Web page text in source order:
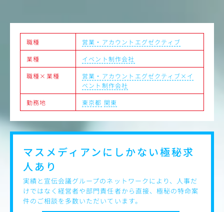
・効果検証および改善提案
【ポジションの魅力】
・観光に強みを持つJTBグループの総合広告代理店機能
・国内地域と関連する案件が多く、観光誘客プロモーショ
ンや地域活性事業に携わることができる
・自社のリソースとして、イベント・HRコンサルティング
など、広告プロモーションに捉われない解決手法を有して
いる
・担当クライアントだけに限らない、新規案件へのチャレ
ンジ機会多数
・フレキシブルな働き方（コアタイム無しのフレックス勤
【キャリアプラン】
広告事業のプロフェッショナルを目指すという一つのスペ
シャリストキャリアや、
イベント事業領域やHR領域の営業など、将来的に幅広いキ
ャリアパスが可能
（異動・出向によるキャリア形成、グループ内外において
職種
営業・アカウントエグゼクティブ
業種
イベント制作会社
職種×業種
営業・アカウントエグゼクティブ×イ
ベント制作会社
勤務地
東京都 関東
マスメディアンにしかない極秘求
人あり
実績と宣伝会議グループのネットワークにより、人事だ
けではなく経営者や部門責任者から直接、極秘の特命案
件のご相談を多数いただいています。